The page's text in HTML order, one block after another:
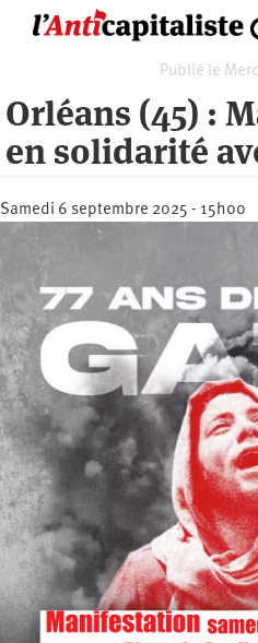
Publié le
Orléans (45) :
en solidarité
Samedi 6 septembre 2025 - 15h00